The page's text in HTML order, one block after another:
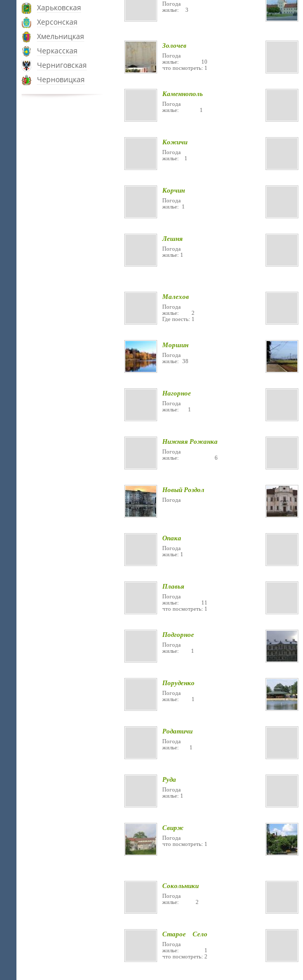
Харьковская
Херсонская
Хмельницкая
Черкасская
Черниговская
Черновицкая
Погода
жилье: 3
Золочев
Погода
жилье: 10
что посмотреть: 1
Каменнополь
Погода
жилье: 1
Кожичи
Погода
жилье: 1
Корчин
Погода
жилье: 1
Лешня
Погода
жилье: 1
Малехов
Погода
жилье: 2
Где поесть: 1
Моршин
Погода
жилье: 38
Нагорное
Погода
жилье: 1
Нижняя Рожанка
Погода
жилье: 6
Новый Роздол
Погода
Опака
Погода
жилье: 1
Плавья
Погода
жилье: 11
что посмотреть: 1
Подгорное
Погода
жилье: 1
Поруденко
Погода
жилье: 1
Родатичи
Погода
жилье: 1
Руда
Погода
жилье: 1
Свирж
Погода
что посмотреть: 1
Сокольники
Погода
жилье: 2
Старое Село
Погода
жилье: 1
что посмотреть: 2